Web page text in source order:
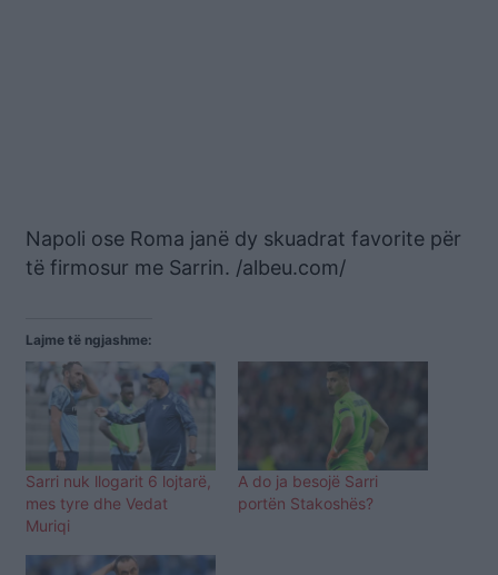
Napoli ose Roma janë dy skuadrat favorite për
të firmosur me Sarrin. /albeu.com/
Lajme të ngjashme:
Sarri nuk llogarit 6 lojtarë,
mes tyre dhe Vedat
Muriqi
A do ja besojë Sarri
portën Stakoshës?